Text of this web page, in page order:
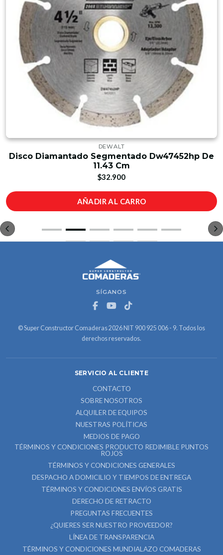
DEWALT
Disco Diamantado Segmentado Dw47452hp De
11.43 Cm
$32.900
AÑADIR AL CARRO
SÍGANOS
© Super Constructor Comaderas 2026 NIT 900 925 006 - 9. Todos los
derechos reservados.
SERVICIO AL CLIENTE
CONTACTO
SOBRE NOSOTROS
ALQUILER DE EQUIPOS
NUESTRAS POLÍTICAS
MEDIOS DE PAGO
TÉRMINOS Y CONDICIONES PRODUCTO REDIMIBLE PUNTOS
ROJOS
TÉRMINOS Y CONDICIONES GENERALES
DESPACHO A DOMICILIO Y TIEMPOS DE ENTREGA
TÉRMINOS Y CONDICIONES ENVÍOS GRATIS
DERECHO DE RETRACTO
PREGUNTAS FRECUENTES
¿QUIERES SER NUESTRO PROVEEDOR?
LÍNEA DE TRANSPARENCIA
TÉRMINOS Y CONDICIONES MUNDIALAZO COMADERAS